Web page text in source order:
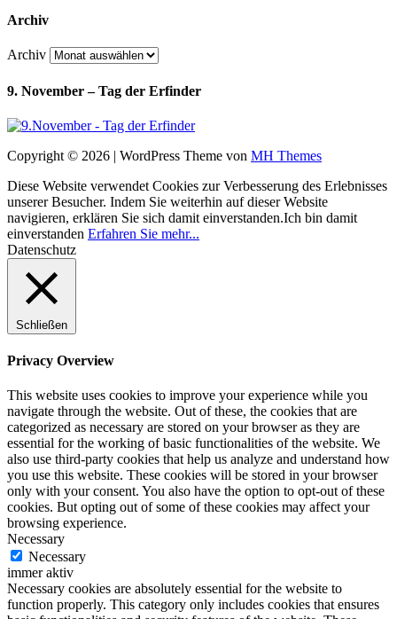
Archiv
Archiv
9. November – Tag der Erfinder
Copyright © 2026 | WordPress Theme von MH Themes
Diese Website verwendet Cookies zur Verbesserung des Erlebnisses
unserer Besucher. Indem Sie weiterhin auf dieser Website
navigieren, erklären Sie sich damit einverstanden.Ich bin damit
einverstanden Erfahren Sie mehr...
Datenschutz
Schließen
Privacy Overview
This website uses cookies to improve your experience while you
navigate through the website. Out of these, the cookies that are
categorized as necessary are stored on your browser as they are
essential for the working of basic functionalities of the website. We
also use third-party cookies that help us analyze and understand how
you use this website. These cookies will be stored in your browser
only with your consent. You also have the option to opt-out of these
cookies. But opting out of some of these cookies may affect your
browsing experience.
Necessary
Necessary
immer aktiv
Necessary cookies are absolutely essential for the website to
function properly. This category only includes cookies that ensures